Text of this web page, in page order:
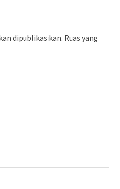
dipublikasikan. Ruas yang